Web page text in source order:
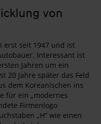
von
erst seit 1947 und ist
Interessant ist
Jahren um ein
20 Jahre später das Feld
dem Koreanischen ins
für ein „modernes
Firmenlogo
„H“ wie einen